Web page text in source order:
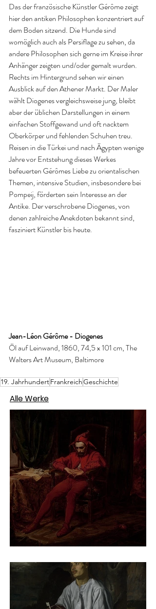
Das der französische Künstler Gérôme zeigt
hier den antiken Philosophen konzentriert auf
dem Boden sitzend. Die Hunde sind
womöglich auch als Persiflage zu sehen, da
andere Philosophen sich gerne im Kreise ihrer
Anhänger zeigten und/oder gemalt wurden.
Rechts im Hintergrund sehen wir einen
Ausblick auf den Athener Markt. Der Maler
wählt Diogenes vergleichsweise jung, bleibt
aber der üblichen Darstellungen in einem
einfachen Stoffgewand und oft nacktem
Oberkörper und fehlenden Schuhen treu.
Reisen in die Türkei und nach Ägypten wenige
Jahre vor Entstehung dieses Werkes
befeuerten Gérômes Liebe zu orientalischen
Themen, intensive Studien, insbesondere bei
Pompeij, förderten sein Interesse an der
Antike. Der verschrobene Diogenes, von
denen zahlreiche Anekdoten bekannt sind,
fasziniert Künstler bis heute.
Jean-Léon Gérôme - Diogenes
Öl auf Leinwand, 1860, 74,5 x 101 cm, The
Walters Art Museum, Baltimore
19. JahrhundertFrankreichGeschichte
Alle Werke